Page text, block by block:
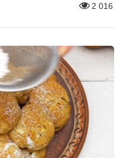
2 016